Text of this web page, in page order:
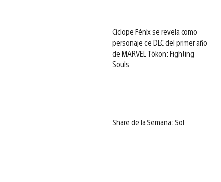
Cíclope Fénix se revela como
personaje de DLC del primer año
de MARVEL Tōkon: Fighting
Souls
Share de la Semana: Sol